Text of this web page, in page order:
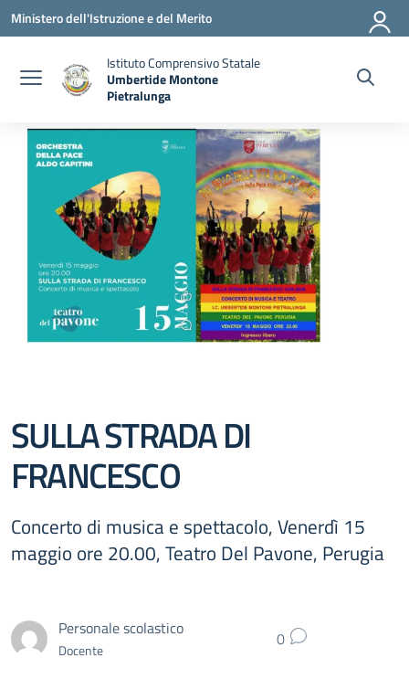
Vai ai contenuti
Vai al menu di navigazione
Vai al footer
Ministero dell'Istruzione e del Merito
Istituto Comprensivo Statale
Umbertide Montone
Pietralunga
SULLA STRADA DI
FRANCESCO
Concerto di musica e spettacolo, Venerdì 15
maggio ore 20.00, Teatro Del Pavone, Perugia
Personale scolastico
Docente 0